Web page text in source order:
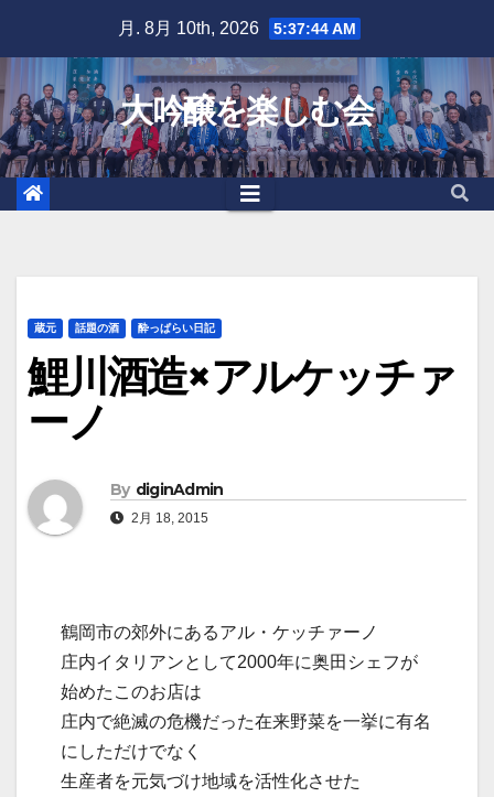
content
月. 8月 10th, 2026 5:37:46 AM
大吟醸を楽しむ会
蔵元 話題の酒 酔っぱらい日記
鯉川酒造×アルケッチァ
ーノ
By diginAdmin
2月 18, 2015
鶴岡市の郊外にあるアル・ケッチァーノ
庄内イタリアンとして2000年に奥田シェフが
始めたこのお店は
庄内で絶滅の危機だった在来野菜を一挙に有名
にしただけでなく
生産者を元気づけ地域を活性化させた